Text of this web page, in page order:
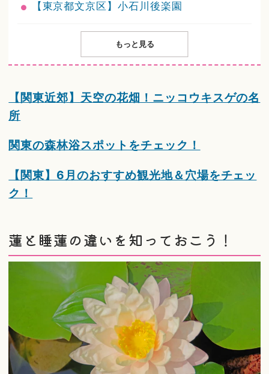
【東京都文京区】小石川後楽園
もっと見る
【関東近郊】天空の花畑！ニッコウキスゲの名
所
関東の森林浴スポットをチェック！
【関東】6月のおすすめ観光地＆穴場をチェッ
ク！
蓮と睡蓮の違いを知っておこう！